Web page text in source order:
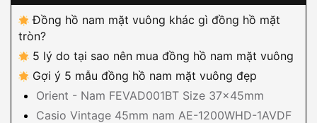
Đồng hồ nam mặt vuông khác gì đồng hồ mặt
tròn?
5 lý do tại sao nên mua đồng hồ nam mặt vuông
Gợi ý 5 mẫu đồng hồ nam mặt vuông đẹp
Orient - Nam FEVAD001BT Size 37x45mm
Casio Vintage 45mm nam AE-1200WHD-1AVDF